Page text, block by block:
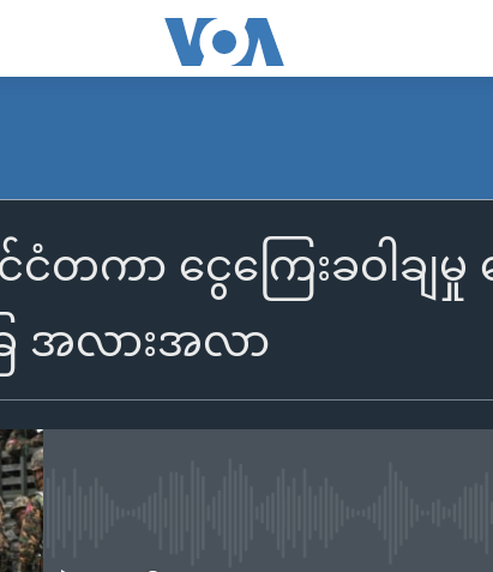
င်ငံတကာ ငွေကြေးခဝါချ
အလားအလာ